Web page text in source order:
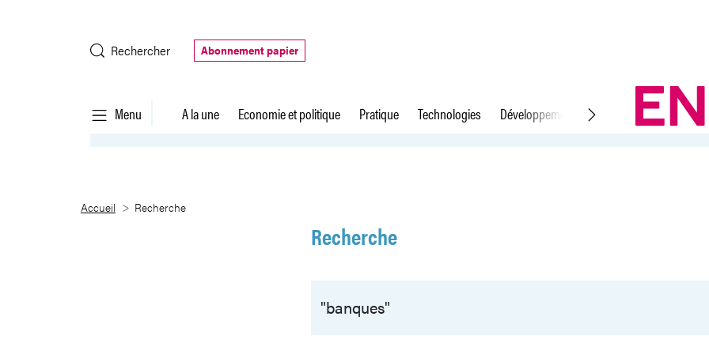
Rechercher
Abonnement papier
Menu A la une Economie et politique Pratique Technologies Développement durable Droit du travail
Recherche
Accueil Recherche
Recherche